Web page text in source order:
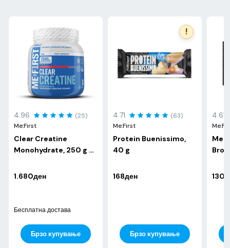
4.96
(25)
Me:First
Clear Creatine
Monohydrate, 250 g -
1.680ден
Бесплатна достава
Брзо купување
!
4.71
(63)
Me:First
Protein Buenissimo,
40 g
168ден
Брзо купување
4.61